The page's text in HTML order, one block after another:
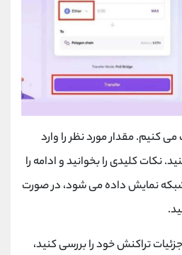
می کنیم. مقدار مورد نظر را وارد
نکات کلیدی را بخوانید و ادامه را
نمایش داده می شود، در صورت
تراکنش خود را بررسی کنید،